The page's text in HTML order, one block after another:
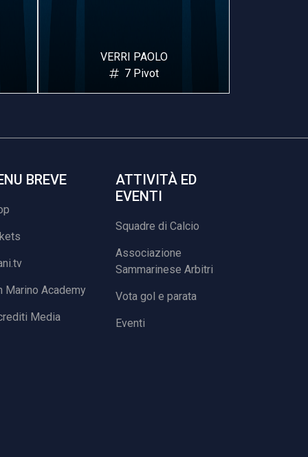
VERRI PAOLO
7 Pivot
BREVE
Marino Academy
Media
ATTIVITÀ ED
EVENTI
Squadre di Calcio
Associazione
Sammarinese Arbitri
Vota gol e parata
Eventi